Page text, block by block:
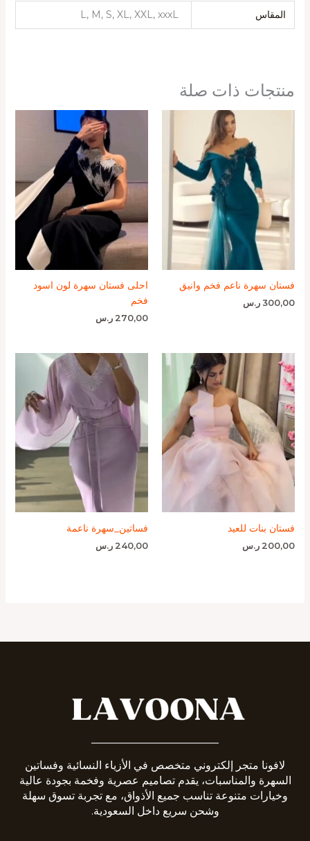
المقاس L, M, S, XL, XXL, xxxL
منتجات ذات صلة
فستان سهرة ناعم فخم وانيق
300,00 ر.س
احلى فستان سهرة لون اسود
فخم
270,00 ر.س
فستان بنات للعيد
200,00 ر.س
فساتين_سهرة ناعمة
240,00 ر.س
لافونا متجر إلكتروني متخصص في الأزياء النسائية وفساتين
السهرة والمناسبات، يقدم تصاميم عصرية وفخمة بجودة عالية
وخيارات متنوعة تناسب جميع الأذواق، مع تجربة تسوق سهلة
وشحن سريع داخل السعودية.